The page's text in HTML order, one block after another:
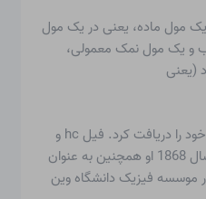
یک مول ماده، یعنی در یک مول
و یک مول نمک معمولی،
(یعنی
در سال 1868 LOSCHMIDT دکتر خود را دریافت کرد. فیل hc و
منصوب دانشیار شیمی فیزیک. از سال 1868 او همچنین به عنوان
موسسه فیزیک دانشگاه وین